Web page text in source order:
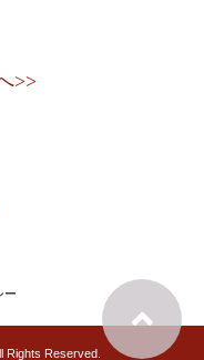
>>
ー
Rights Reserved.